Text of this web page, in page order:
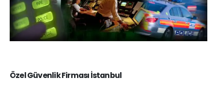
Özel Güvenlik Firması İstanbul